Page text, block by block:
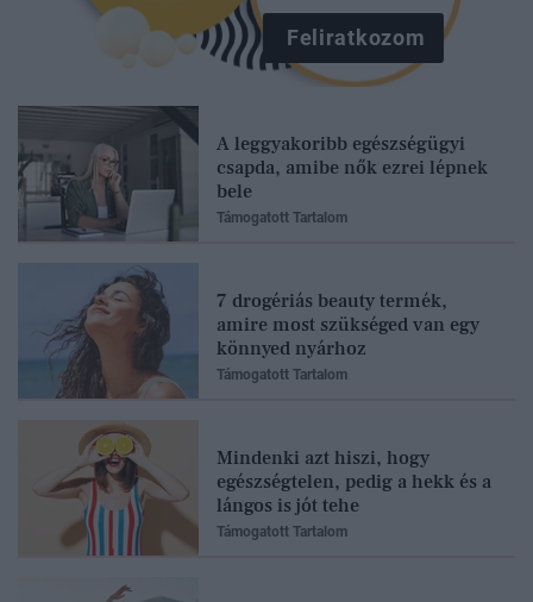
Feliratkozom
A leggyakoribb egészségügyi
csapda, amibe nők ezrei lépnek
bele
Támogatott Tartalom
7 drogériás beauty termék,
amire most szükséged van egy
könnyed nyárhoz
Támogatott Tartalom
Mindenki azt hiszi, hogy
egészségtelen, pedig a hekk és a
lángos is jót tehe
Támogatott Tartalom